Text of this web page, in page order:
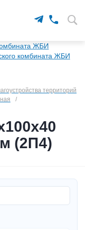
территорий
/
(2П4)